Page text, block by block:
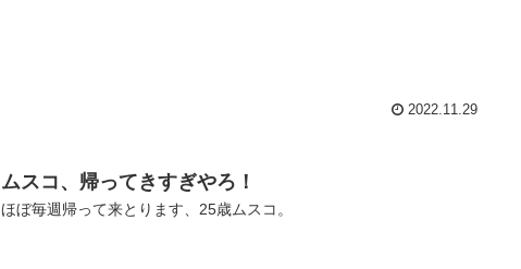
2022.11.29
ムスコ、帰ってきすぎやろ！
ほぼ毎週帰って来とります、25歳ムスコ。